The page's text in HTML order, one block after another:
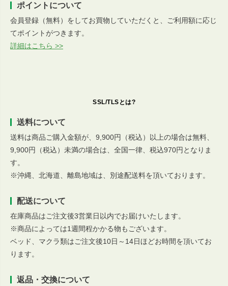
ポイントについて
会員登録（無料）をしてお買物していただくと、ご利用額に応じ
てポイントがつきます。
詳細はこちら >>
SSL/TLSとは?
送料について
送料は商品ご購入金額が、9,900円（税込）以上の場合は無料、
9,900円（税込）未満の場合は、全国一律、税込970円となりま
す。
※沖縄、北海道、離島地域は、別途配送料を頂いております。
配送について
在庫商品はご注文後3営業日以内でお届けいたします。
※商品によっては1週間程かかる物もございます。
ベッド、マクラ類はご注文後10日～14日ほどお時間を頂いてお
ります。
返品・交換について